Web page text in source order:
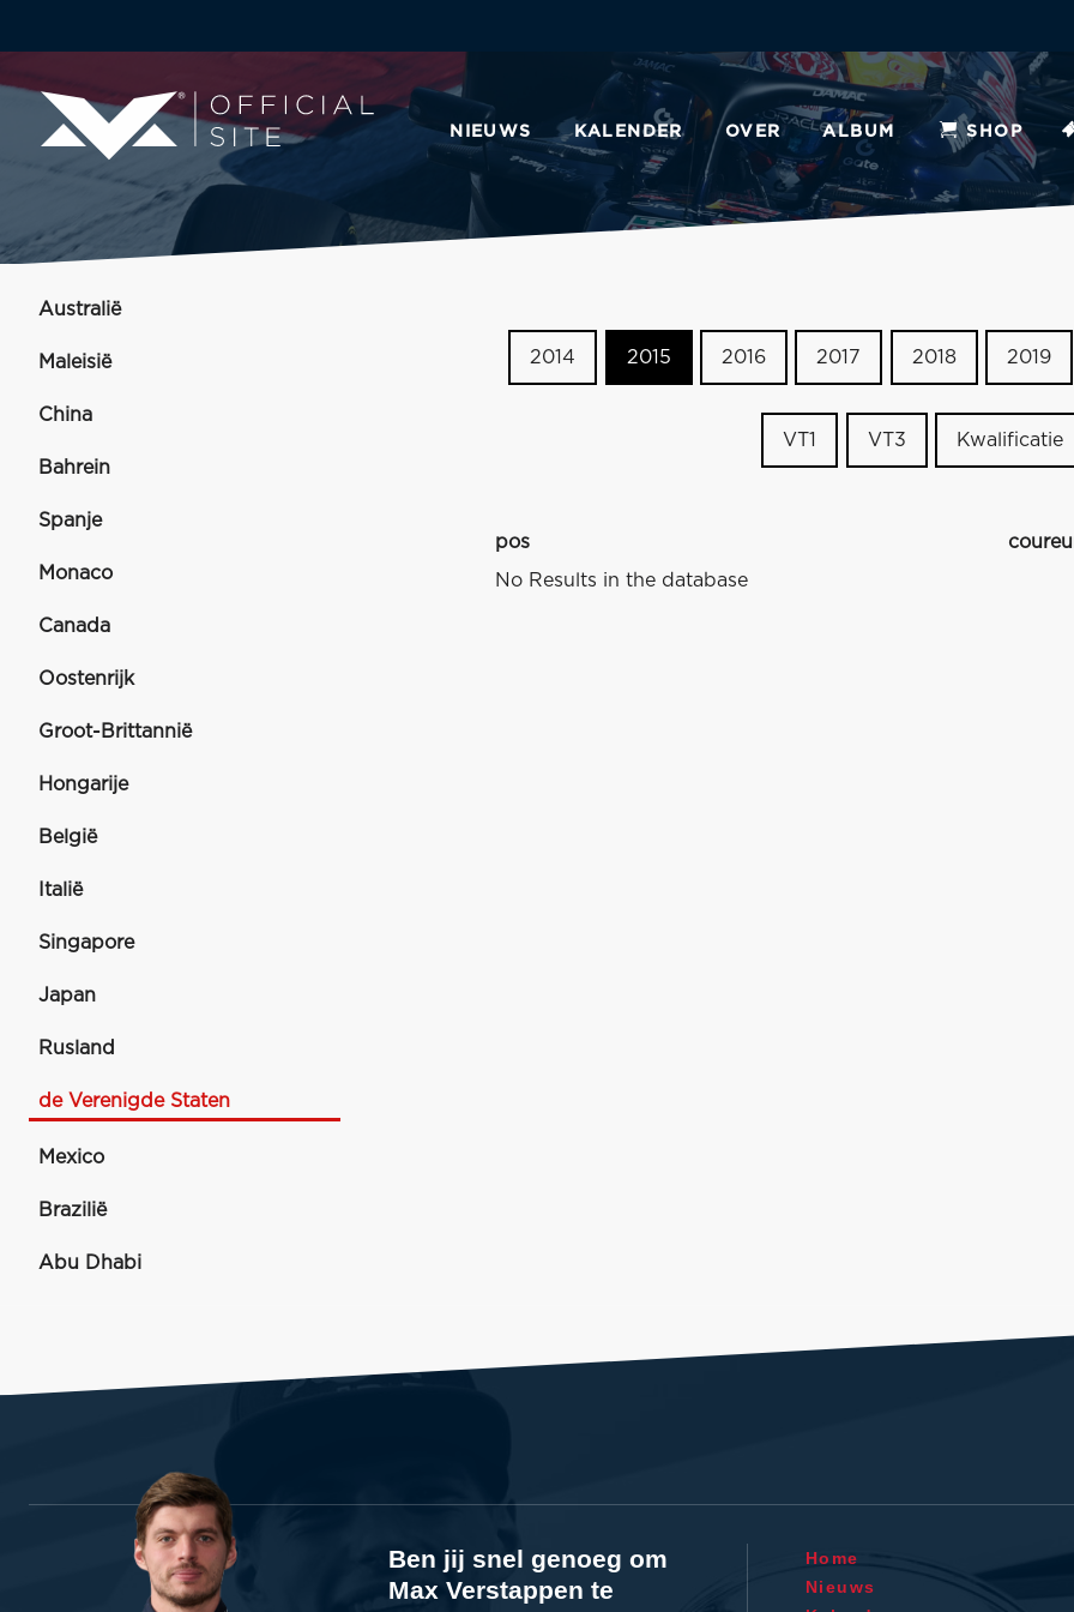
NIEUWS KALENDER OVER ALBUM SHOP
Australië
Maleisië
China
Bahrein
Spanje
Monaco
Canada
Oostenrijk
Groot-Brittannië
Hongarije
België
Italië
Singapore
Japan
Rusland
de Verenigde Staten
Mexico
Brazilië
Abu Dhabi
2014 2015 2016 2017 2018 2019
VT1 VT3 Kwalificatie
pos
No Results in the database
Ben jij snel genoeg om
Max Verstappen te
Home
Nieuws